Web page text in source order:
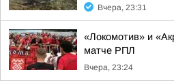
Вчера, 23:31
«Локомотив» и
матче РПЛ
Вчера, 23:24